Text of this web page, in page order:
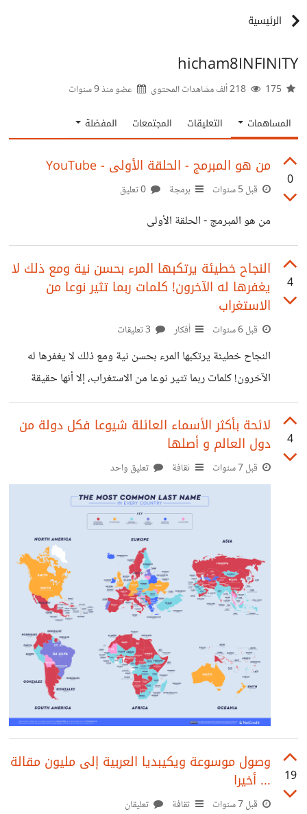
الرئيسية
hicham8INFINITY
عضو منذ9 سنوات
المساهمات التعليقات المجتمعات المفضلة
0
من هو المبرمج - الحلقة الأولى - YouTube
قبل 5 سنوات برمجة
من هو المبرمج - الحلقة الأولى
4
النجاح خطيئة يرتكبها المرء بحسن نية ومع ذلك لا
يغفرها له الآخرون! كلمات ربما تثير نوعا من
الاستغراب
قبل 6 سنوات أفكار
النجاح خطيئة يرتكبها المرء بحسن نية ومع ذلك لا يغفرها له
الآخرون! كلمات ربما تثير نوعا من الاستغراب، إلا أنها حقيقة
يجب إدراكها، فما من ناجح إلا وتحوم حوله أشباح أعداء النجاح،
الذين يكرهون النجاح ويهاجمون الإبداع، ويحاولون بسعيهم
المريض تثبيط الهمم لكي لا تنتج أبدا! وفي هذا الإطار نذكر
إحدى الكلمات المنيرة للكاتب مصطفى أمين؛ إذ يقول: «إذا قمت
بعمل ناجح وبدأ الناس يرمونك بالطوب فاعلم أنك وصلت بلاط
المجد، وأن المدفعية لا تطلق في وجهك، بل احتفاء بقدومك».
4
لائحة بأكثر الأسماء العائلة شيوعا فكل دولة من
دول العالم و أصلها
قبل 7 سنوات ثقافة تعليق واحد
19
وصول موسوعة ويكيبديا العربية إلى مليون مقالة
... أخيرا
قبل 7 سنوات ثقافة تعليقان